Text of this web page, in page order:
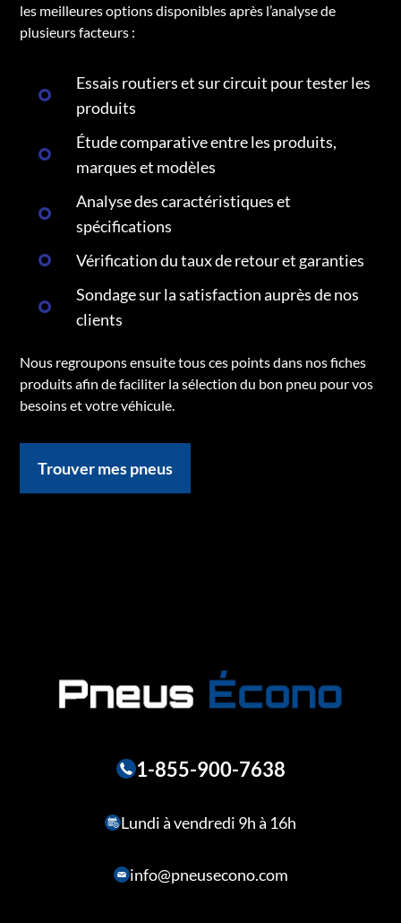
les meilleures options disponibles après l’analyse de
plusieurs facteurs :
Essais routiers et sur circuit pour tester les
produits
Étude comparative entre les produits,
marques et modèles
Analyse des caractéristiques et
spécifications
Vérification du taux de retour et garanties
Sondage sur la satisfaction auprès de nos
clients
Nous regroupons ensuite tous ces points dans nos fiches
produits afin de faciliter la sélection du bon pneu pour vos
besoins et votre véhicule.
Trouver mes pneus
1-855-900-7638
Lundi à vendredi 9h à 16h
info@pneusecono.com